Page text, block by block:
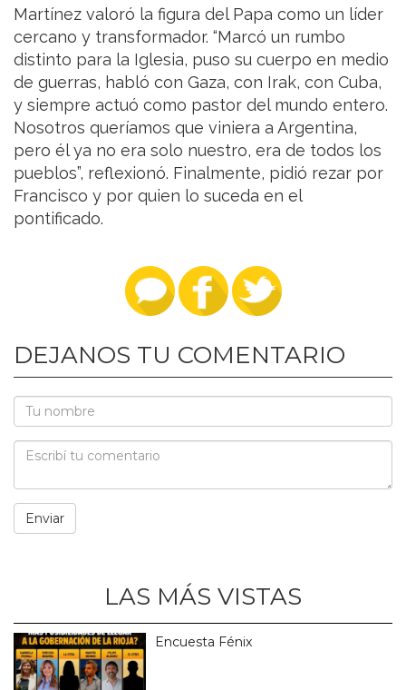
Martínez valoró la figura del Papa como un líder
cercano y transformador. “Marcó un rumbo
distinto para la Iglesia, puso su cuerpo en medio
de guerras, habló con Gaza, con Irak, con Cuba,
y siempre actuó como pastor del mundo entero.
Nosotros queríamos que viniera a Argentina,
pero él ya no era solo nuestro, era de todos los
pueblos”, reflexionó. Finalmente, pidió rezar por
Francisco y por quien lo suceda en el
pontificado.
DEJANOS TU COMENTARIO
LAS MÁS VISTAS
Encuesta Fénix